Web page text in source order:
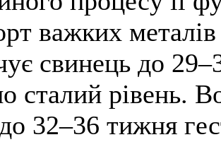
важких
свинець до
сталий рівень.
32–36 тижня